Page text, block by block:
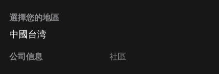
方法 Google Play取消訂閱方法
選擇您的地區
中國台湾
公司信息 社區